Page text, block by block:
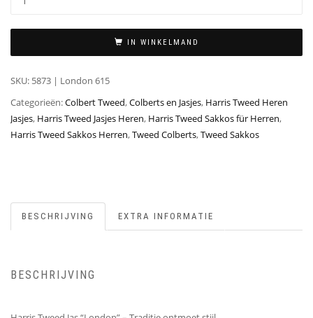
IN WINKELMAND
SKU: 5873 | London 615
Categorieën:Colbert Tweed,Colberts en Jasjes, Harris Tweed Heren
Jasjes, Harris Tweed Jasjes Heren, Harris Tweed Sakkos für Herren,
Harris Tweed Sakkos Herren,Tweed Colberts,Tweed Sakkos
BESCHRIJVING EXTRA INFORMATIE
BESCHRIJVING